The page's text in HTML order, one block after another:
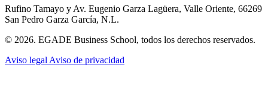
Rufino Tamayo y Av. Eugenio Garza Lagüera, Valle Oriente, 66269
San Pedro Garza García, N.L.
© 2026. EGADE Business School, todos los derechos reservados.
Aviso legal Aviso de privacidad